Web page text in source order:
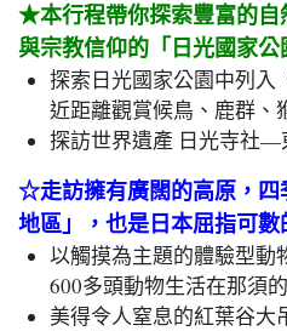
★本行程帶你探索豐富的自
與宗教信仰的「日光國家公
探索日光國家公園中列入
近距離觀賞候鳥、鹿群、
探訪世界遺產 日光寺社—
☆走訪擁有廣闊的高原，四
地區」，也是日本屈指可
以觸摸為主題的體驗型動
600多頭動物生活在那須
美得令人窒息的紅葉谷大